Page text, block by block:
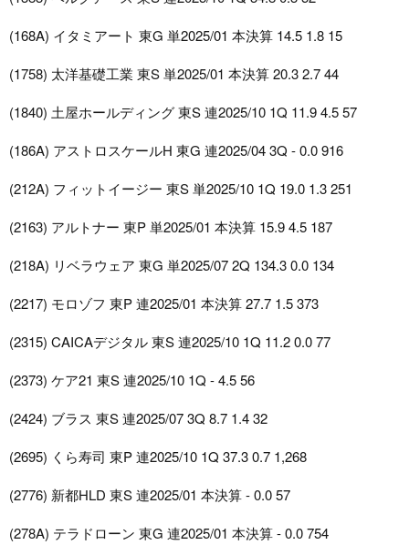
(168A) イタミアート 東G 単2025/01 本決算 14.5 1.8 15
(1758) 太洋基礎工業 東S 単2025/01 本決算 20.3 2.7 44
(1840) 土屋ホールディング 東S 連2025/10 1Q 11.9 4.5 57
(186A) アストロスケールH 東G 連2025/04 3Q - 0.0 916
(212A) フィットイージー 東S 単2025/10 1Q 19.0 1.3 251
(2163) アルトナー 東P 単2025/01 本決算 15.9 4.5 187
(218A) リベラウェア 東G 単2025/07 2Q 134.3 0.0 134
(2217) モロゾフ 東P 連2025/01 本決算 27.7 1.5 373
(2315) CAICAデジタル 東S 連2025/10 1Q 11.2 0.0 77
(2373) ケア21 東S 連2025/10 1Q - 4.5 56
(2424) ブラス 東S 連2025/07 3Q 8.7 1.4 32
(2695) くら寿司 東P 連2025/10 1Q 37.3 0.7 1,268
(2776) 新都HLD 東S 連2025/01 本決算 - 0.0 57
(278A) テラドローン 東G 連2025/01 本決算 - 0.0 754